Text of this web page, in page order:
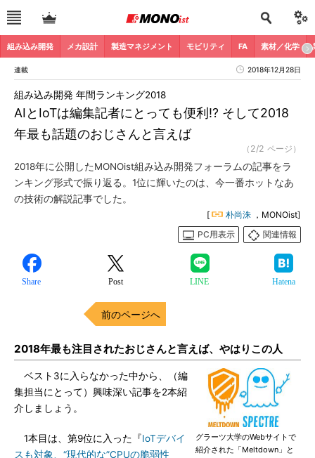
組み込み開発 メカ設計 製造マネジメント モビリティ FA 素材／化学
連載 2018年12月28日
AIとIoTは編集記者にとっても便利!? そして2018
年最も話題のおじさんと言えば
組み込み開発 年間ランキング2018
（2/2 ページ）
2018年に公開したMONOist組み込み開発フォーラムの記事をラ
ンキング形式で振り返る。1位に輝いたのは、今一番ホットなあ
の技術の解説記事でした。
[ 朴尚洙 ，MONOist]
PC用表示
関連情報
Share Post LINE Hatena
前のページへ
2018年最も注目されたおじさんと言えば、やはりこの人
グラーツ大学のWebサイトで
紹介された「Meltdown」と
ベスト3に入らなかった中から、（編
集担当にとって）興味深い記事を2本紹
介しましょう。
1本目は、第9位に入った『IoTデバイ
スも対象、“現代的な”CPUの脆弱性